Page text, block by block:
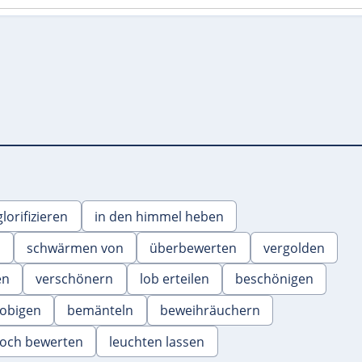
in den himmel heben
schwärmen von überbewerten
vergolden
verschönern lob erteilen
beschönigen
bemänteln
beweihräuchern
bewerten
leuchten lassen